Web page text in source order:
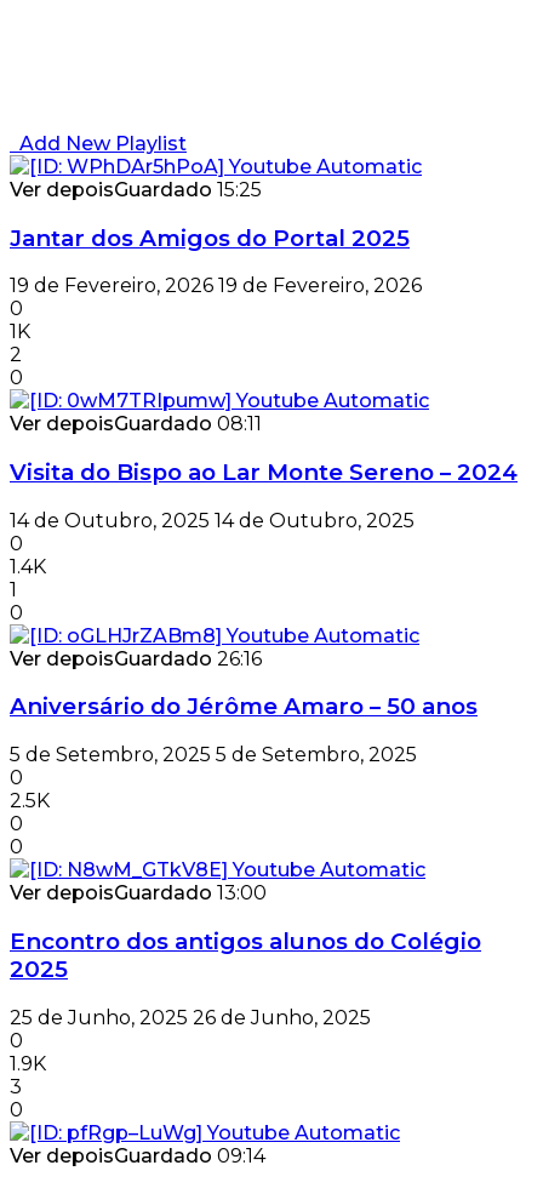
Add New Playlist
Ver depoisGuardado 15:25
Jantar dos Amigos do Portal 2025
19 de Fevereiro, 2026 19 de Fevereiro, 2026
0
1K
2
0
Ver depoisGuardado 08:11
Visita do Bispo ao Lar Monte Sereno – 2024
14 de Outubro, 2025 14 de Outubro, 2025
0
1.4K
1
0
Ver depoisGuardado 26:16
Aniversário do Jérôme Amaro – 50 anos
5 de Setembro, 2025 5 de Setembro, 2025
0
2.5K
0
0
Ver depoisGuardado 13:00
Encontro dos antigos alunos do Colégio
2025
25 de Junho, 2025 26 de Junho, 2025
0
1.9K
3
0
Ver depoisGuardado 09:14